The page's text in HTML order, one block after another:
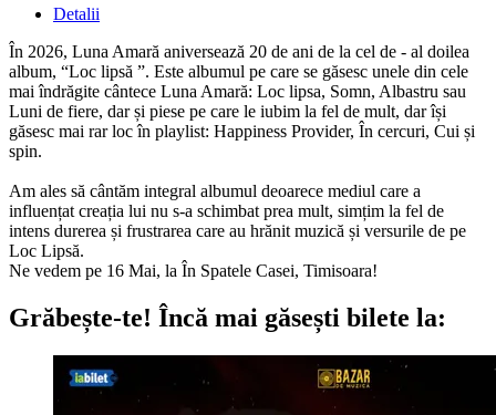
Detalii
În 2026, Luna Amară aniversează 20 de ani de la cel de - al doilea
album, “Loc lipsă ”. Este albumul pe care se găsesc unele din cele
mai îndrăgite cântece Luna Amară: Loc lipsa, Somn, Albastru sau
Luni de fiere, dar și piese pe care le iubim la fel de mult, dar își
găsesc mai rar loc în playlist: Happiness Provider, În cercuri, Cui și
spin.
Am ales să cântăm integral albumul deoarece mediul care a
influențat creația lui nu s-a schimbat prea mult, simțim la fel de
intens durerea și frustrarea care au hrănit muzică și versurile de pe
Loc Lipsă.
Ne vedem pe 16 Mai, la În Spatele Casei, Timisoara!
Grăbește-te! Încă mai găsești bilete la: